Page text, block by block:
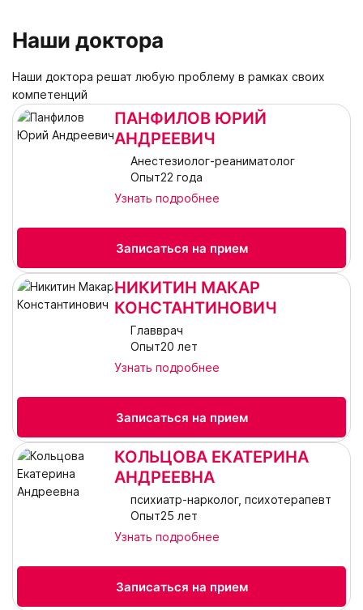
Наши доктора
Наши доктора решат любую проблему в рамках своих
компетенций
ПАНФИЛОВ ЮРИЙ
АНДРЕЕВИЧ
Анестезиолог-реаниматолог
Опыт22 года
Узнать подробнее
Записаться на прием
НИКИТИН МАКАР
КОНСТАНТИНОВИЧ
Главврач
Опыт20 лет
Узнать подробнее
Записаться на прием
КОЛЬЦОВА ЕКАТЕРИНА
АНДРЕЕВНА
психиатр-нарколог, психотерапевт
Опыт25 лет
Узнать подробнее
Записаться на прием